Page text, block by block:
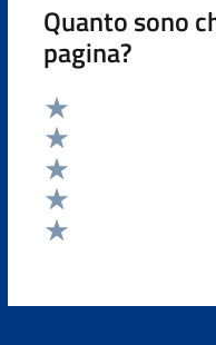
Quanto sono
pagina?
Valuta 5 stelle su 5
Valuta 4 stelle su 5
Valuta 3 stelle su 5
Valuta 2 stelle su 5